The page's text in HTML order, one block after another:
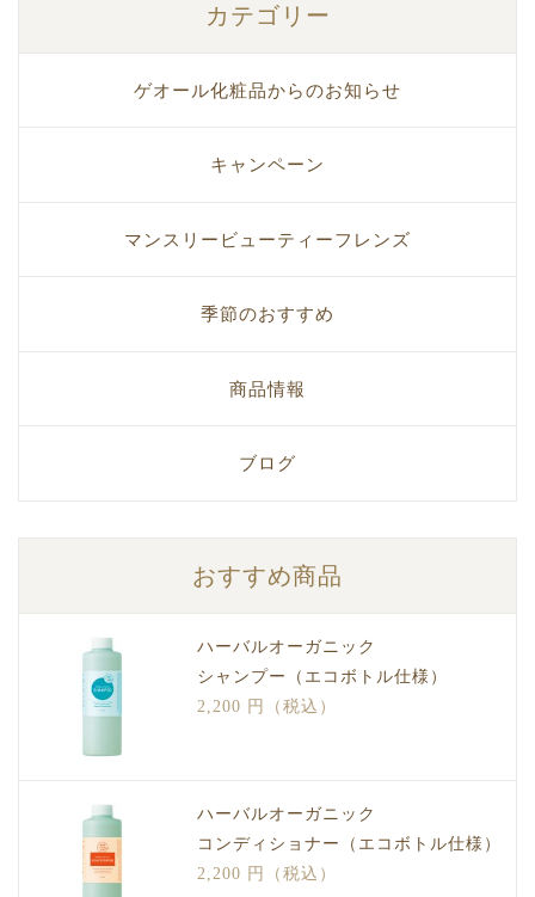
カテゴリー
ゲオール化粧品からのお知らせ
キャンペーン
マンスリービューティーフレンズ
季節のおすすめ
商品情報
ブログ
おすすめ商品
ハーバルオーガニック
シャンプー（エコボトル仕様）
2,200 円（税込）
ハーバルオーガニック
コンディショナー（エコボトル仕様）
2,200 円（税込）